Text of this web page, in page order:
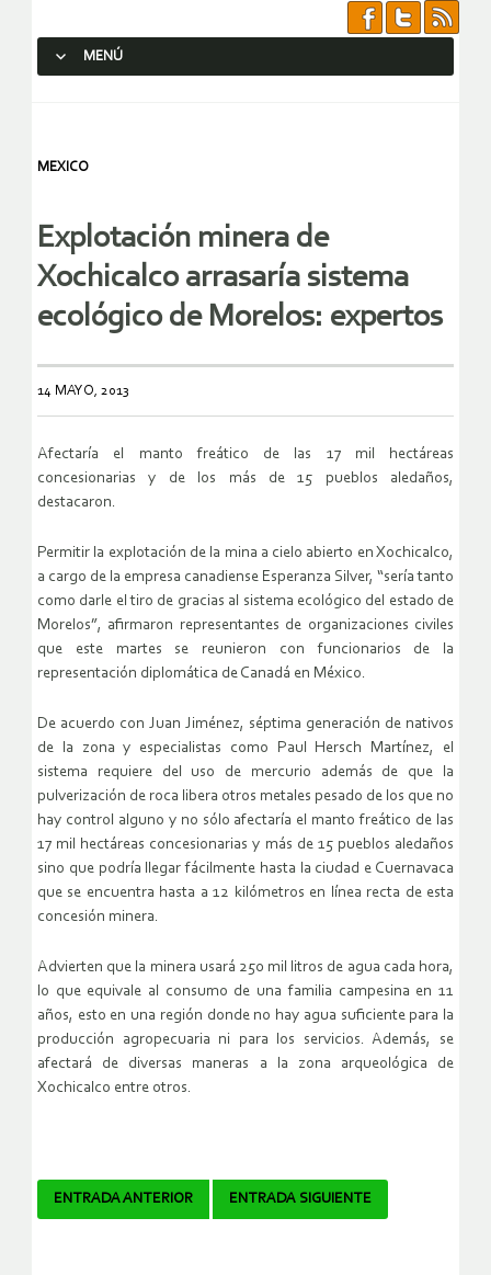
MENÚ
MEXICO
Explotación minera de
Xochicalco arrasaría sistema
ecológico de Morelos: expertos
14 MAYO, 2013
Afectaría el manto freático de las 17 mil hectáreas
concesionarias y de los más de 15 pueblos aledaños,
destacaron.
Permitir la explotación de la mina a cielo abierto en Xochicalco,
a cargo de la empresa canadiense Esperanza Silver, “sería tanto
como darle el tiro de gracias al sistema ecológico del estado de
Morelos”, afirmaron representantes de organizaciones civiles
que este martes se reunieron con funcionarios de la
representación diplomática de Canadá en México.
De acuerdo con Juan Jiménez, séptima generación de nativos
de la zona y especialistas como Paul Hersch Martínez, el
sistema requiere del uso de mercurio además de que la
pulverización de roca libera otros metales pesado de los que no
hay control alguno y no sólo afectaría el manto freático de las
17 mil hectáreas concesionarias y más de 15 pueblos aledaños
sino que podría llegar fácilmente hasta la ciudad e Cuernavaca
que se encuentra hasta a 12 kilómetros en línea recta de esta
concesión minera.
Advierten que la minera usará 250 mil litros de agua cada hora,
lo que equivale al consumo de una familia campesina en 11
años, esto en una región donde no hay agua suficiente para la
producción agropecuaria ni para los servicios. Además, se
afectará de diversas maneras a la zona arqueológica de
Xochicalco entre otros.
Navegador
ENTRADA ANTERIOR ENTRADA SIGUIENTE